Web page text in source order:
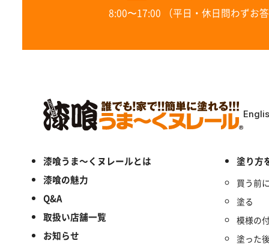
8:00〜17:00 （平日・休日問わずお
漆喰うま～くヌレールとは
漆喰の魅力
Q&A
取扱い店舗一覧
お知らせ
塗り方
買う前
塗る
模様の
塗った